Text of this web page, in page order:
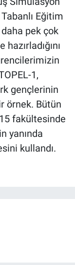
Eğitim
pek çok
1,
gençlerinin
örnek. Bütün
fakültesinde
yanında
kullandı.